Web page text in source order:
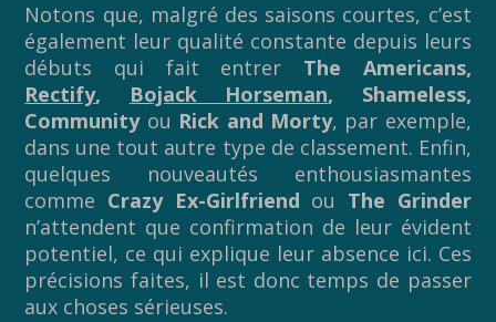
Notons que, malgré des saisons courtes, c’est
également leur qualité constante depuis leurs
débuts qui fait entrer The Americans,
Rectify, Bojack Horseman, Shameless,
Communityou Rick and Morty, par exemple,
dans une tout autre type de classement. Enfin,
quelques nouveautés enthousiasmantes
comme Crazy Ex-Girlfriend ou The Grinder
n’attendent que confirmation de leur évident
potentiel, ce qui explique leur absence ici. Ces
précisions faites, il est donc temps de passer
aux choses sérieuses.